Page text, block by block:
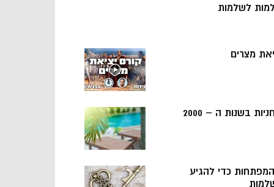
לשלמות
מצרים
בשנות ה – 2000
5 המפתחות כדי להגיע